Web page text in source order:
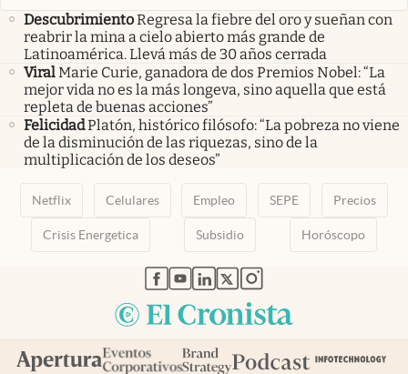
DescubrimientoRegresa la fiebre del oro y sueñan con
reabrir la mina a cielo abierto más grande de
Latinoamérica. Llevá más de 30 años cerrada
ViralMarie Curie, ganadora de dos Premios Nobel: “La
mejor vida no es la más longeva, sino aquella que está
repleta de buenas acciones”
FelicidadPlatón, histórico filósofo: “La pobreza no viene
de la disminución de las riquezas, sino de la
multiplicación de los deseos”
Netflix Celulares Empleo SEPE Precios
Crisis Energetica Subsidio Horóscopo
abre en nueva pestaña
abre en nueva pestaña
abre en nueva pestaña
abre en nueva pestaña
abre en nueva pestaña